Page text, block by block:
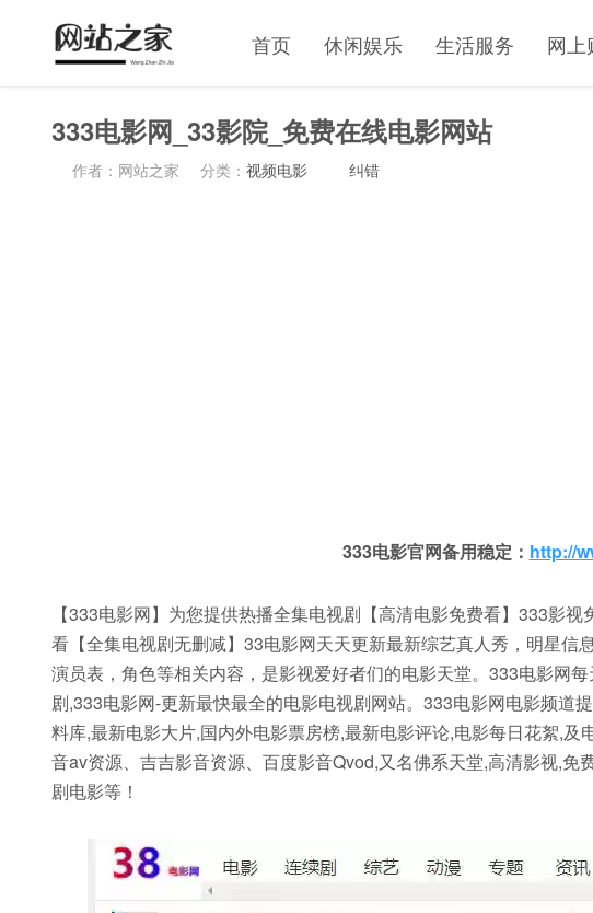
首页 休闲娱乐 生活服务 网上
333电影网_33影院_免费在线电影网站
作者：网站之家 分类： 视频电影 纠错
333电影官网备用稳定： http://
【333电影网】为您提供热播全集电视剧【高清电影免费看】333影
看【全集电视剧无删减】33电影网天天更新最新综艺真人秀，明星信
演员表，角色等相关内容，是影视爱好者们的电影天堂。333电影网
剧,333电影网-更新最快最全的电影电视剧网站。333电影网电影频道
料库,最新电影大片,国内外电影票房榜,最新电影评论,电影每日花絮,
音av资源、吉吉影音资源、百度影音Qvod,又名佛系天堂,高清影视,
剧电影等！